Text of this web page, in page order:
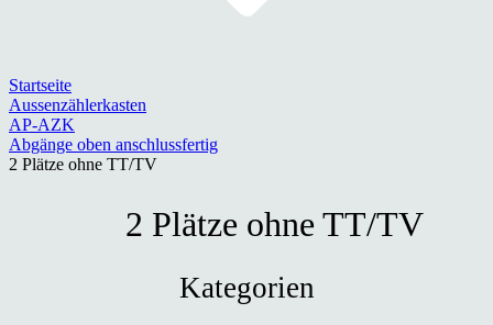
Startseite
Aussenzählerkasten
AP-AZK
Abgänge oben anschlussfertig
2 Plätze ohne TT/TV
2 Plätze ohne TT/TV
Kategorien